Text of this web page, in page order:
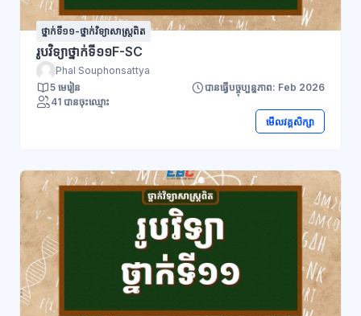
ថ្នាក់ទី១១-ថ្នាក់វិទ្យាសាស្ត្រពិត
រូបវិទ្យាថ្នាក់ទី១១F-SC
Phal Souphonsattya
5 មេរៀន
បានធ្វើបច្ចុប្បន្នភាព: Feb 2026
41 បានចុះឈ្មោះ
មើលវគ្គសិក្សា